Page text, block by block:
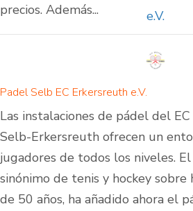
precios. Además...
Padel Selb EC Erkersreuth e.V.
Las instalaciones de pádel del
Selb-Erkersreuth ofrecen un
jugadores de todos los niveles.
sinónimo de tenis y hockey
de 50 años, ha añadido ahora el